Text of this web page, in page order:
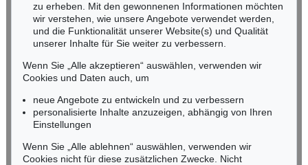
NORDDEUTSCHLAND
Nico Kassel, M.A.
Mobil: +49 (0)171 8618661
n.kassel@kettererkunst.de
Keine Auktion mehr verpassen!
Wir informieren Sie rechtzeitig.
zu erheben. Mit den gewonnenen Informationen möchten
wir verstehen, wie unsere Angebote verwendet werden,
und die Funktionalität unserer Website(s) und Qualität
unserer Inhalte für Sie weiter zu verbessern.
Wenn Sie „Alle akzeptieren“ auswählen, verwenden wir
Cookies und Daten auch, um
neue Angebote zu entwickeln und zu verbessern
personalisierte Inhalte anzuzeigen, abhängig von Ihren
Einstellungen
Wenn Sie „Alle ablehnen“ auswählen, verwenden wir
Cookies nicht für diese zusätzlichen Zwecke. Nicht